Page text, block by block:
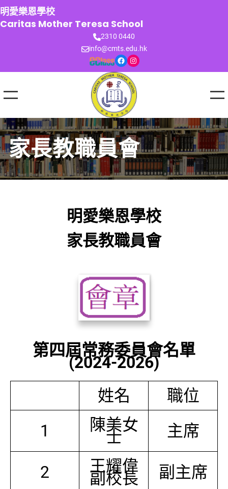
跳
至
主
明愛樂恩學校
Caritas Mother Teresa School
2310 0440
info@cmts.edu.hk
Facebook Instagram
家長教職員會
明愛樂恩學校
家長教職員會
第四屆常務委員會名單
(2024-2026)
姓名
職位
1
陳美女
士 主席
2 王耀偉
副校長 副主席